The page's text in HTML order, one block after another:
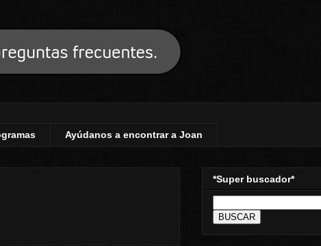
Ayúdanos a encontrar a Joan
*Super buscador*